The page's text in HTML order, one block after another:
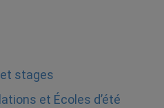
stages
et Écoles d’été